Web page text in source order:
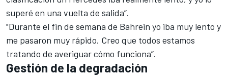
superé en una vuelta de salida”.
"Durante el fin de semana de Bahrein yo iba muy lento y
me pasaron muy rápido. Creo que todos estamos
tratando de averiguar cómo funciona”.
Gestión de la degradación